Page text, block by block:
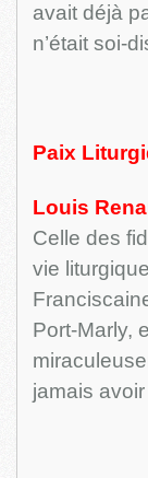
avait déjà
n’était soi-
Paix
Louis
Celle des
vie
Port-Marly,
jamais avoir